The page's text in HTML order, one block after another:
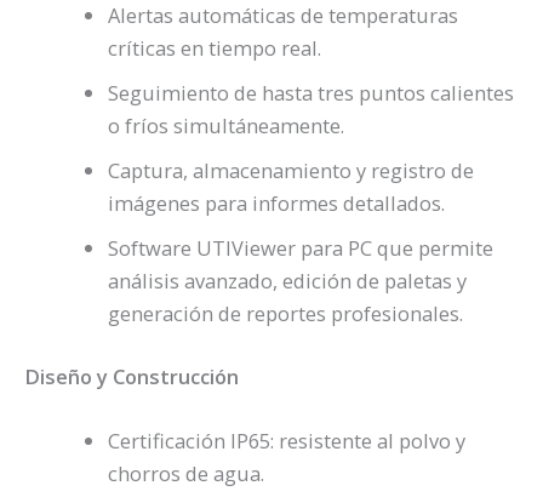
Alertas automáticas de temperaturas
críticas en tiempo real.
Seguimiento de hasta tres puntos calientes
o fríos simultáneamente.
Captura, almacenamiento y registro de
imágenes para informes detallados.
Software UTIViewer para PC que permite
análisis avanzado, edición de paletas y
generación de reportes profesionales.
Diseño y Construcción
Certificación IP65: resistente al polvo y
chorros de agua.